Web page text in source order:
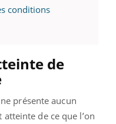
conditions
de
présente aucun
atteinte de ce que l’on